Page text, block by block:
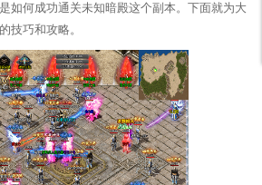
如何成功通关未知暗殿这个副本。下面就为大
技巧和攻略。